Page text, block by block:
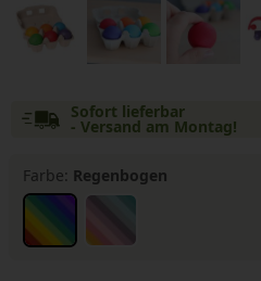
Sofort lieferbar
- Versand am Montag!
Farbe: Regenbogen